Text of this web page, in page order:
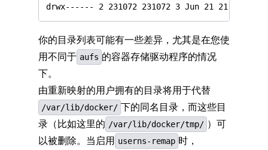
你的目录列表可能有一些差异，尤其是在您使
用不同于 aufs 的容器存储驱动程序的情况
下。
由重新映射的用户拥有的目录将用于代替
/var/lib/docker/ 下的同名目录，而这些目
录（比如这里的 /var/lib/docker/tmp/ ）可
以被删除。当启用 userns-remap 时，